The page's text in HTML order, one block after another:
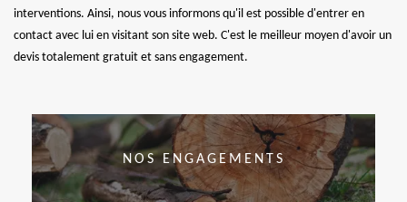
interventions. Ainsi, nous vous informons qu'il est possible d'entrer en
contact avec lui en visitant son site web. C'est le meilleur moyen d'avoir un
devis totalement gratuit et sans engagement.
NOS ENGAGEMENTS